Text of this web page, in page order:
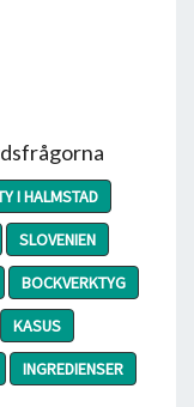
I HALMSTAD
SLOVENIEN
BOCKVERKTYG
KASUS
INGREDIENSER